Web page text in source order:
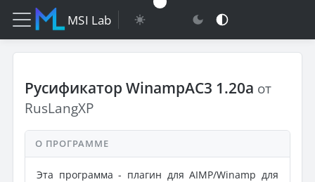
MSI Lab
Русификатор WinampAC3 1.20a от
RusLangXP
О ПРОГРАММЕ
Эта программа - плагин для AIMP/Winamp для